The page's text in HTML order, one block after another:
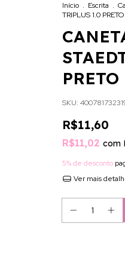
Início . Escrita .
TRIPLUS 1.0 PRETO
PRETO
SKU:
R$11,60
R$11,02 com
5% de desconto
Ver mais